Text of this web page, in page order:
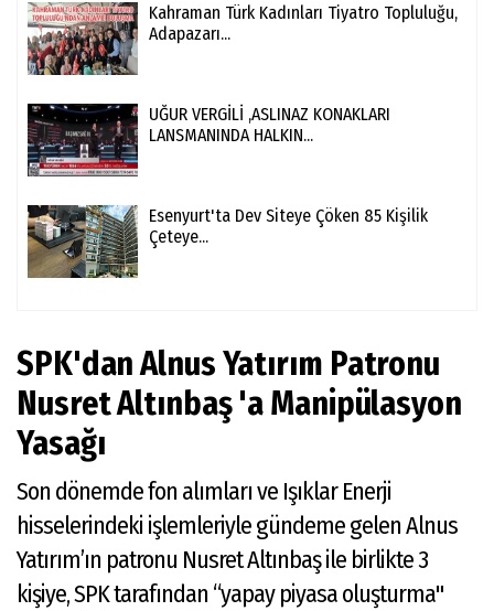
Kahraman Türk Kadınları Tiyatro Topluluğu,
Adapazarı...
UĞUR VERGİLİ ,ASLINAZ KONAKLARI
LANSMANINDA HALKIN...
Esenyurt'ta Dev Siteye Çöken 85 Kişilik
Çeteye...
SPK'dan Alnus Yatırım Patronu
Nusret Altınbaş 'a Manipülasyon
Yasağı
Son dönemde fon alımları ve Işıklar Enerji
hisselerindeki işlemleriyle gündeme gelen Alnus
Yatırım’ın patronu Nusret Altınbaş ile birlikte 3
kişiye, SPK tarafından “yapay piyasa oluşturma"